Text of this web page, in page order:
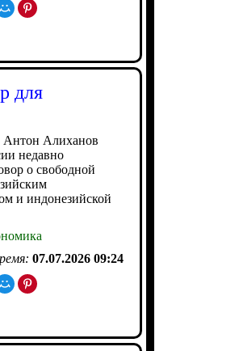
для
Антон Алиханов
недавно
о свободной
и индонезийской
07.07.2026 09:24